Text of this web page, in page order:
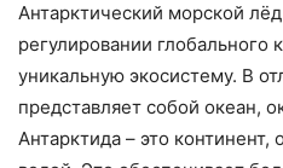
Антарктический морской
регулировании глобального
уникальную экосистему. В
представляет собой океан,
Антарктида – это